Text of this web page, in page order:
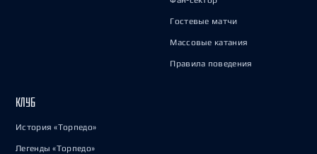
Гостевые матчи
Массовые катания
Правила поведения
КЛУБ
История «Торпедо»
Легенды «Торпедо»